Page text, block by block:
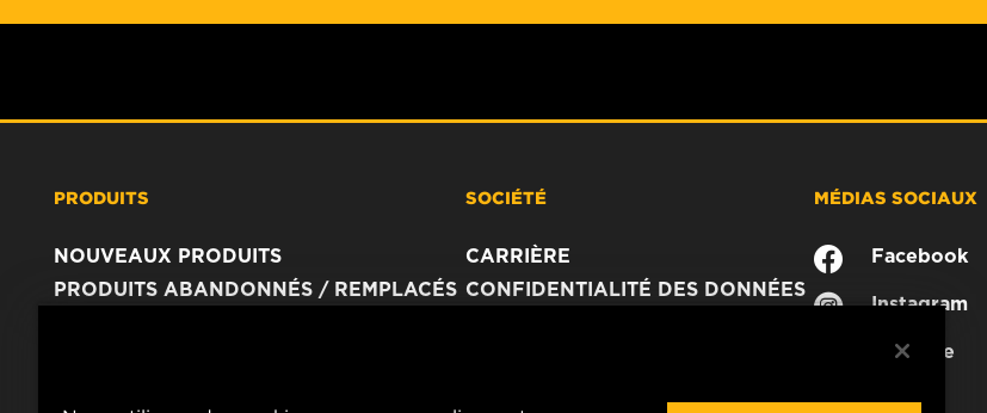
PRODUITS
NOUVEAUX PRODUITS
PRODUITS ABANDONNÉS / REMPLACÉS
SOCIÉTÉ
CARRIÈRE
CONFIDENTIALITÉ DES DONNÉES
MÉDIAS SOCIAUX
Facebook
Instagram
YouTube